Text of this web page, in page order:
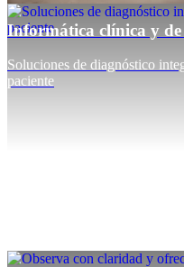
Informática clínica y de
Soluciones de diagnóstico
paciente